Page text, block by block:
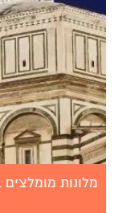
מלונות מומלצים